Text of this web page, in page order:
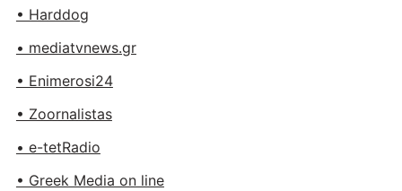
• Harddog
• mediatvnews.gr
• Enimerosi24
• Zoornalistas
• e-tetRadio
• Greek Media on line